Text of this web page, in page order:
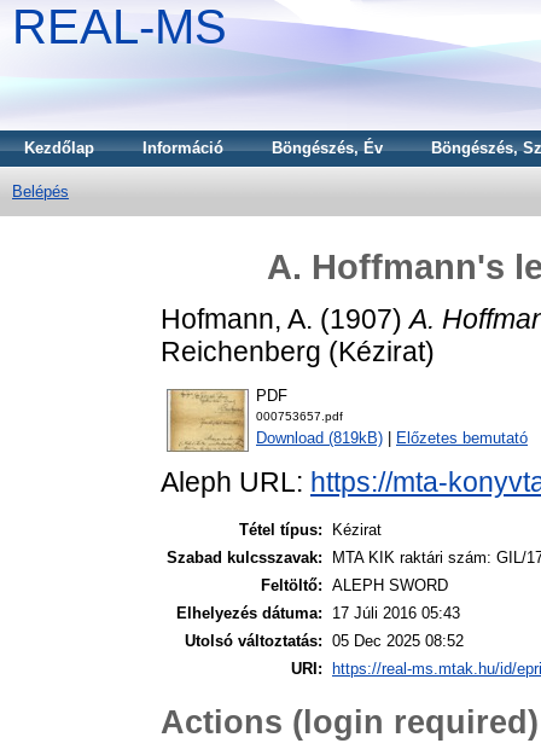
REAL-MS
Kezdőlap Információ Böngészés, Év Böngészés,
Belépés
A. Hoffmann's
Hofmann, A. (1907)A.
Reichenberg (Kézirat)
PDF
000753657.pdf
Download (819kB) Előzetes bemutató
Aleph URL: https://mta-
Tétel típus:
Kézirat
Szabad kulcsszavak:
MTA KIK raktári szám: GIL/
Feltöltő: ALEPH SWORD
Elhelyezés dátuma:
17 Júli 2016 05:43
Utolsó változtatás: 05 Dec 2025 08:52
URI:
https://real-ms.mtak.hu/id/
Actions (login required)